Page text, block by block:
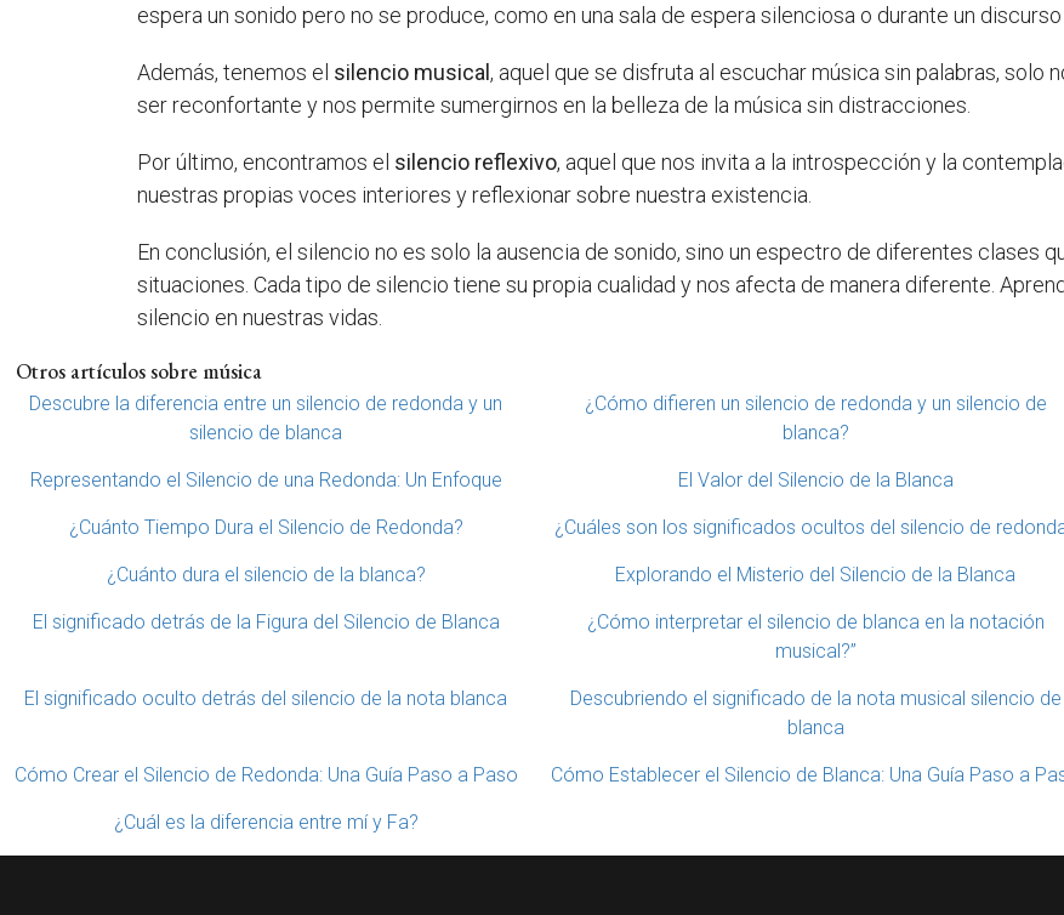
espera un sonido pero no se produce, como en una sala de espera silenciosa o durante un
Además, tenemos el silencio musical, aquel que se disfruta al escuchar música sin palabras, solo
ser reconfortante y nos permite sumergirnos en la belleza de la música sin distracciones.
Por último, encontramos el silencio reflexivo, aquel que nos invita a la introspección y la
nuestras propias voces interiores y reflexionar sobre nuestra existencia.
En conclusión, el silencio no es solo la ausencia de sonido, sino un espectro de diferentes clases
situaciones. Cada tipo de silencio tiene su propia cualidad y nos afecta de manera diferente.
silencio en nuestras vidas.
Otros artículos sobre música
Descubre la diferencia entre un silencio de redonda y un
silencio de blanca
¿Cómo difieren un silencio de redonda y un silencio de
blanca?
Representando el Silencio de una Redonda: Un Enfoque El Valor del Silencio de la Blanca
¿Cuánto Tiempo Dura el Silencio de Redonda? ¿Cuáles son los significados ocultos del silencio de
¿Cuánto dura el silencio de la blanca? Explorando el Misterio del Silencio de la Blanca
El significado detrás de la Figura del Silencio de Blanca
¿Cómo interpretar el silencio de blanca en la notación
musical?”
El significado oculto detrás del silencio de la nota blanca
Descubriendo el significado de la nota musical silencio de
blanca
Cómo Crear el Silencio de Redonda: Una Guía Paso a Paso Cómo Establecer el Silencio de Blanca: Una Guía Paso a
¿Cuál es la diferencia entre mí y Fa?